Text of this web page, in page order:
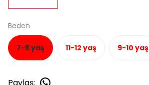
Beden
7-8 yaş 11-12 yaş 9-10 yaş
Paylaş: